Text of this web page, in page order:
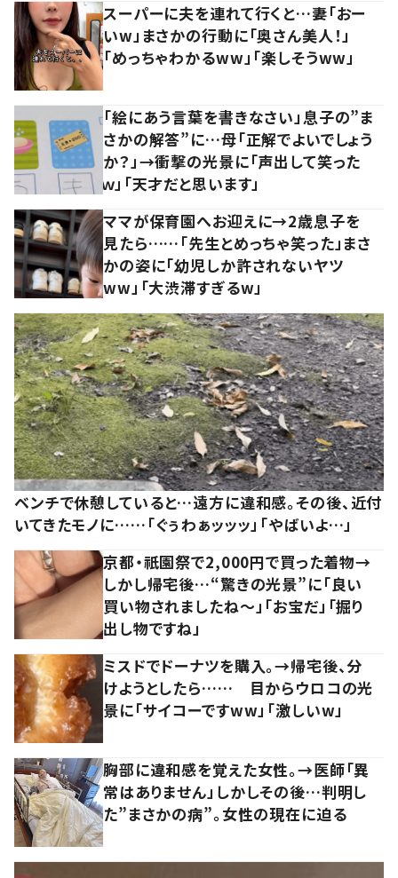
スーパーに夫を連れて行くと…妻「おー
いw」まさかの行動に「奥さん美人！」
「めっちゃわかるww」「楽しそうww」
「絵にあう言葉を書きなさい」息子の”ま
さかの解答”に…母「正解でよいでしょう
か？」→衝撃の光景に「声出して笑った
ｗ」「天才だと思います」
ママが保育園へお迎えに→2歳息子を
見たら……「先生とめっちゃ笑った」まさ
かの姿に「幼児しか許されないヤツ
ww」「大渋滞すぎるw」
ベンチで休憩していると…遠方に違和感。その後、近付
いてきたモノに……「ぐぅわぁッッッ」「やばいよ…」
京都・祇園祭で2,000円で買った着物→
しかし帰宅後…“驚きの光景”に「良い
買い物されましたね～」「お宝だ」「掘り
出し物ですね」
ミスドでドーナツを購入。→帰宅後、分
けようとしたら…… 目からウロコの光
景に「サイコーですww」「激しいw」
胸部に違和感を覚えた女性。→医師「異
常はありません」しかしその後…判明し
た”まさかの病”。女性の現在に迫る